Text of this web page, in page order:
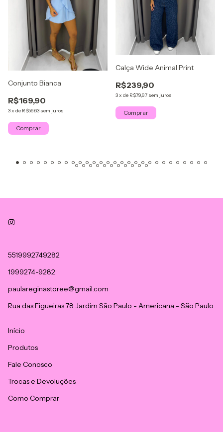
Conjunto Bianca
R$169,90
3x de R$56,63 sem juros
Comprar
Calça Wide Animal Print
R$239,90
3x de R$79,97 sem juros
Comprar
5519992749282
1999274-9282
paulareginastoree@gmail.com
Rua das Figueiras 78 Jardim São Paulo - Americana - São Paulo
Início
Produtos
Fale Conosco
Trocas e Devoluções
Como Comprar